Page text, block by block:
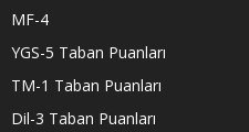
MF-4
YGS-5 Taban Puanları
TM-1 Taban Puanları
Dil-3 Taban Puanları